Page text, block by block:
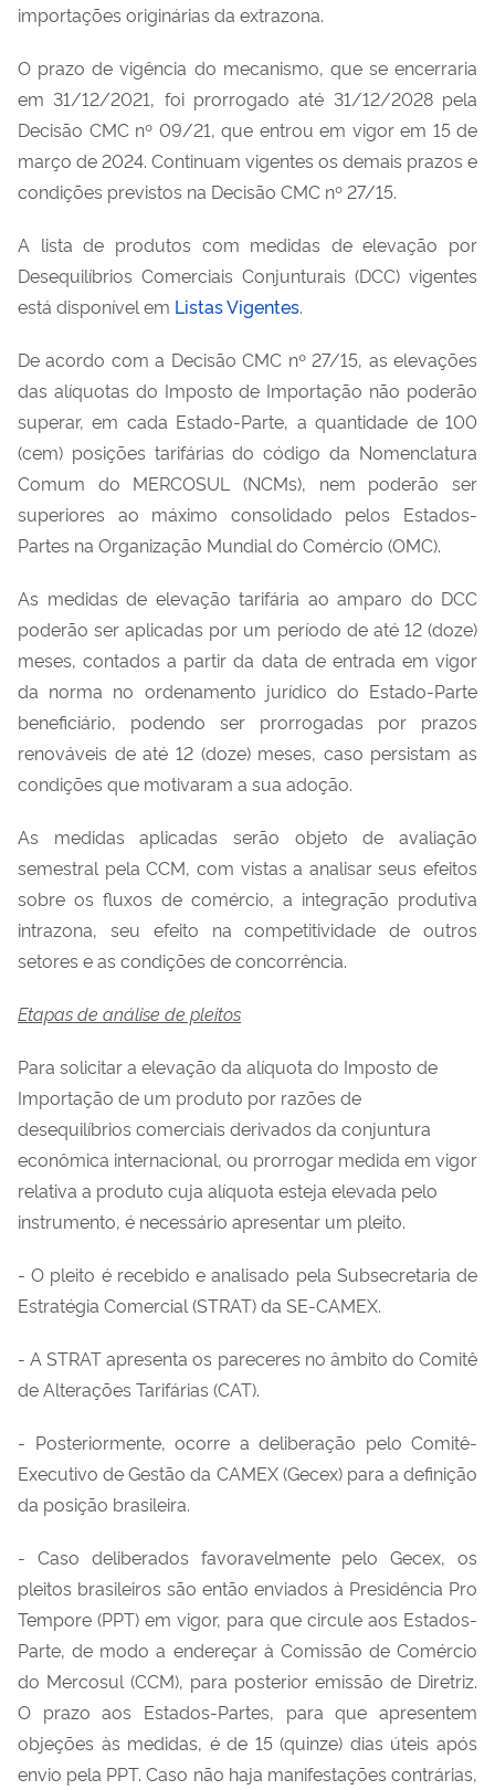
importações originárias da extrazona.
O prazo de vigência do mecanismo, que se encerraria
em 31/12/2021, foi prorrogado até 31/12/2028 pela
Decisão CMC nº 09/21, que entrou em vigor em 15 de
março de 2024. Continuam vigentes os demais prazos e
condições previstos na Decisão CMC nº 27/15.
A lista de produtos com medidas de elevação por
Desequilíbrios Comerciais Conjunturais (DCC) vigentes
está disponível em Listas Vigentes.
De acordo com a Decisão CMC nº 27/15, as elevações
das alíquotas do Imposto de Importação não poderão
superar, em cada Estado-Parte, a quantidade de 100
(cem) posições tarifárias do código da Nomenclatura
Comum do MERCOSUL (NCMs), nem poderão ser
superiores ao máximo consolidado pelos Estados-
Partes na Organização Mundial do Comércio (OMC).
As medidas de elevação tarifária ao amparo do DCC
poderão ser aplicadas por um período de até 12 (doze)
meses, contados a partir da data de entrada em vigor
da norma no ordenamento jurídico do Estado-Parte
beneficiário, podendo ser prorrogadas por prazos
renováveis de até 12 (doze) meses, caso persistam as
condições que motivaram a sua adoção.
As medidas aplicadas serão objeto de avaliação
semestral pela CCM, com vistas a analisar seus efeitos
sobre os fluxos de comércio, a integração produtiva
intrazona, seu efeito na competitividade de outros
setores e as condições de concorrência.
Etapas de análise de pleitos
Para solicitar a elevação da alíquota do Imposto de
Importação de um produto por razões de
desequilíbrios comerciais derivados da conjuntura
econômica internacional, ou prorrogar medida em vigor
relativa a produto cuja alíquota esteja elevada pelo
instrumento, é necessário apresentar um pleito.
- O pleito é recebido e analisado pela Subsecretaria de
Estratégia Comercial (STRAT) da SE-CAMEX.
- A STRAT apresenta os pareceres no âmbito do Comitê
de Alterações Tarifárias (CAT).
- Posteriormente, ocorre a deliberação pelo Comitê-
Executivo de Gestão da CAMEX (Gecex) para a definição
da posição brasileira.
- Caso deliberados favoravelmente pelo Gecex, os
pleitos brasileiros são então enviados à Presidência Pro
Tempore (PPT) em vigor, para que circule aos Estados-
Parte, de modo a endereçar à Comissão de Comércio
do Mercosul (CCM), para posterior emissão de Diretriz.
O prazo aos Estados-Partes, para que apresentem
objeções às medidas, é de 15 (quinze) dias úteis após
envio pela PPT. Caso não haja manifestações contrárias,